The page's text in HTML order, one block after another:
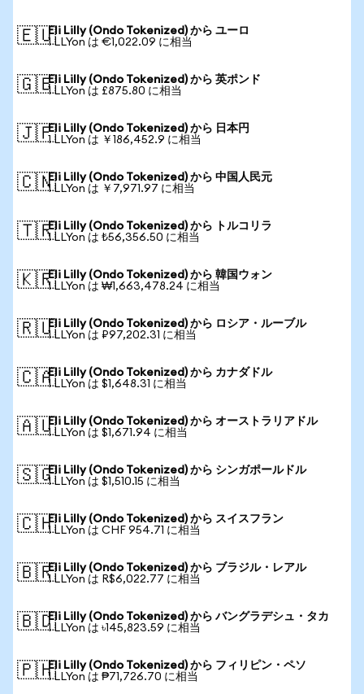
🇪🇺Eli Lilly (Ondo Tokenized) から ユーロ
1 LLYon は €1,022.09 に相当
🇬🇧Eli Lilly (Ondo Tokenized) から 英ポンド
1 LLYon は £875.80 に相当
🇯🇵Eli Lilly (Ondo Tokenized) から 日本円
1 LLYon は ￥186,452.9 に相当
🇨🇳Eli Lilly (Ondo Tokenized) から 中国人民元
1 LLYon は ￥7,971.97 に相当
🇹🇷Eli Lilly (Ondo Tokenized) から トルコリラ
1 LLYon は ₺56,356.50 に相当
🇰🇷Eli Lilly (Ondo Tokenized) から 韓国ウォン
1 LLYon は ₩1,663,478.24 に相当
🇷🇺Eli Lilly (Ondo Tokenized) から ロシア・ルーブル
1 LLYon は ₽97,202.31 に相当
🇨🇦Eli Lilly (Ondo Tokenized) から カナダドル
1 LLYon は $1,648.31 に相当
🇦🇺Eli Lilly (Ondo Tokenized) から オーストラリアドル
1 LLYon は $1,671.94 に相当
🇸🇬Eli Lilly (Ondo Tokenized) から シンガポールドル
1 LLYon は $1,510.15 に相当
🇨🇭Eli Lilly (Ondo Tokenized) から スイスフラン
1 LLYon は CHF 954.71 に相当
🇧🇷Eli Lilly (Ondo Tokenized) から ブラジル・レアル
1 LLYon は R$6,022.77 に相当
🇧🇩Eli Lilly (Ondo Tokenized) から バングラデシュ・タカ
1 LLYon は ৳145,823.59 に相当
🇵🇭Eli Lilly (Ondo Tokenized) から フィリピン・ペソ
1 LLYon は ₱71,726.70 に相当